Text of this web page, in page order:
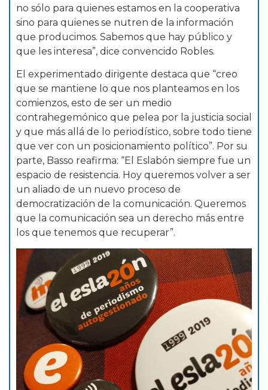
no sólo para quienes estamos en la cooperativa
sino para quienes se nutren de la información
que producimos. Sabemos que hay público y
que les interesa”, dice convencido Robles.
El experimentado dirigente destaca que “creo
que se mantiene lo que nos planteamos en los
comienzos, esto de ser un medio
contrahegemónico que pelea por la justicia social
y que más allá de lo periodístico, sobre todo tiene
que ver con un posicionamiento político”. Por su
parte, Basso reafirma: “El Eslabón siempre fue un
espacio de resistencia. Hoy queremos volver a ser
un aliado de un nuevo proceso de
democratización de la comunicación. Queremos
que la comunicación sea un derecho más entre
los que tenemos que recuperar”.